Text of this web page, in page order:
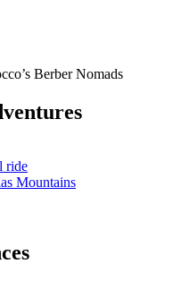
Berber Nomads
ride
Mountains